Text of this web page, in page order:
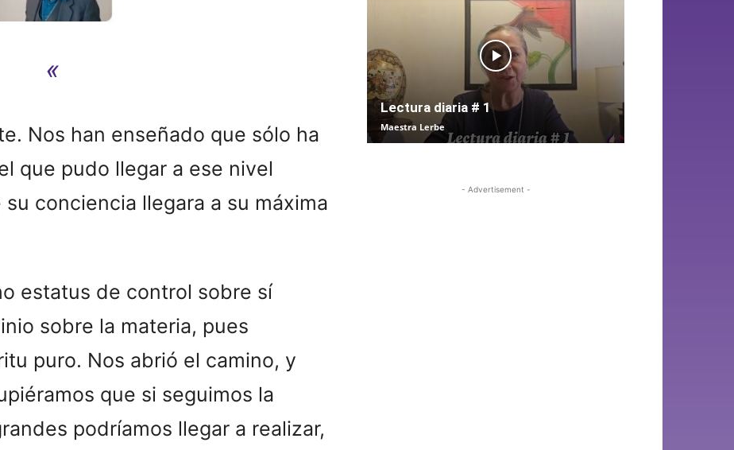
«
Nos han enseñado que sólo ha
que pudo llegar a ese nivel
conciencia llegara a su máxima
estatus de control sobre sí
sobre la materia, pues
puro. Nos abrió el camino, y
que si seguimos la
podríamos llegar a realizar,
Lectura diaria # 1
Maestra Lerbe
- Advertisement -